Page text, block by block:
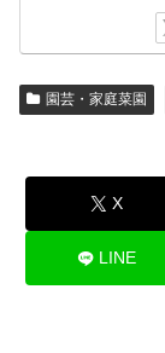
園芸・家庭菜園
X
LINE